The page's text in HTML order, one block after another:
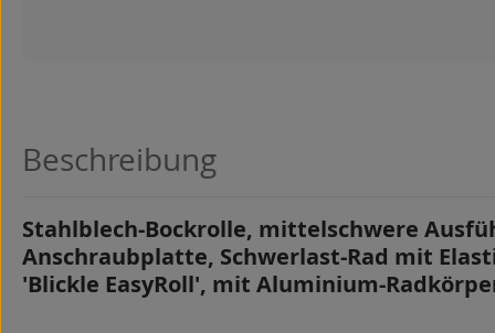
Beschreibung
Stahlblech-Bockrolle, mittelschwere
Anschraubplatte, Schwerlast-Rad mit
'Blickle EasyRoll', mit Aluminium-